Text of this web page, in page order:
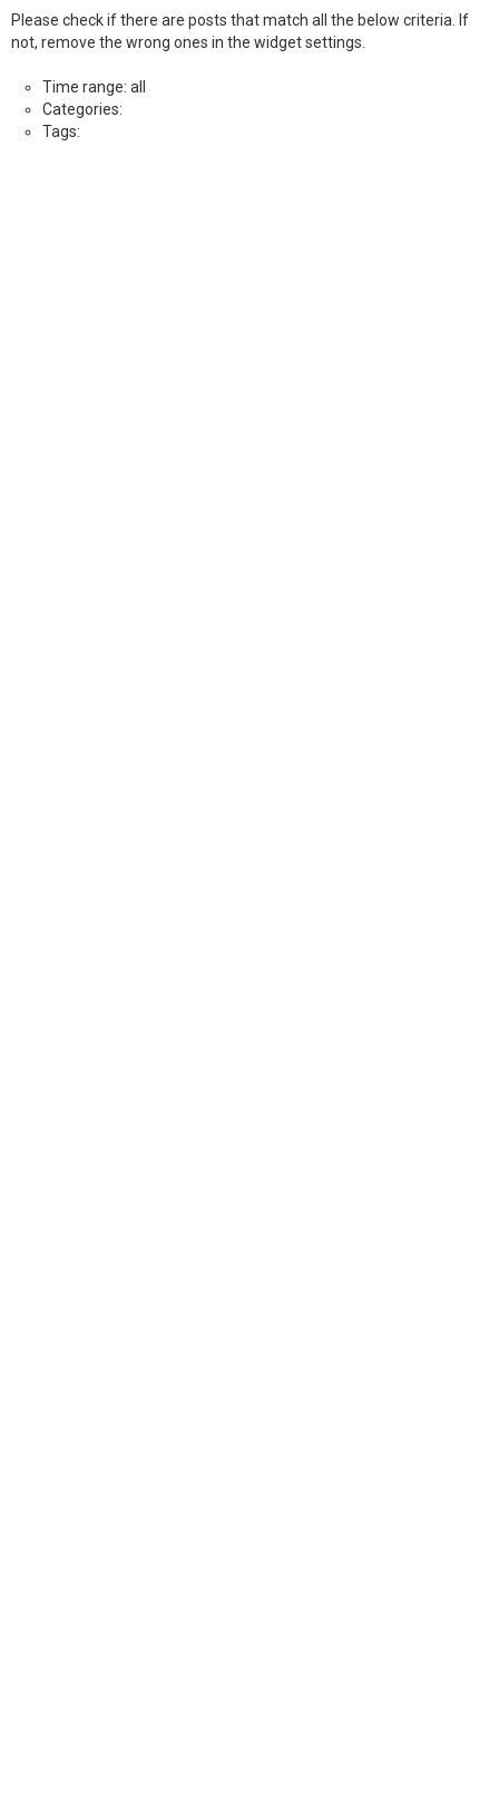
Please check if there are posts that match all the below criteria. If
not, remove the wrong ones in the widget settings.
Time range: all
Categories:
Tags: